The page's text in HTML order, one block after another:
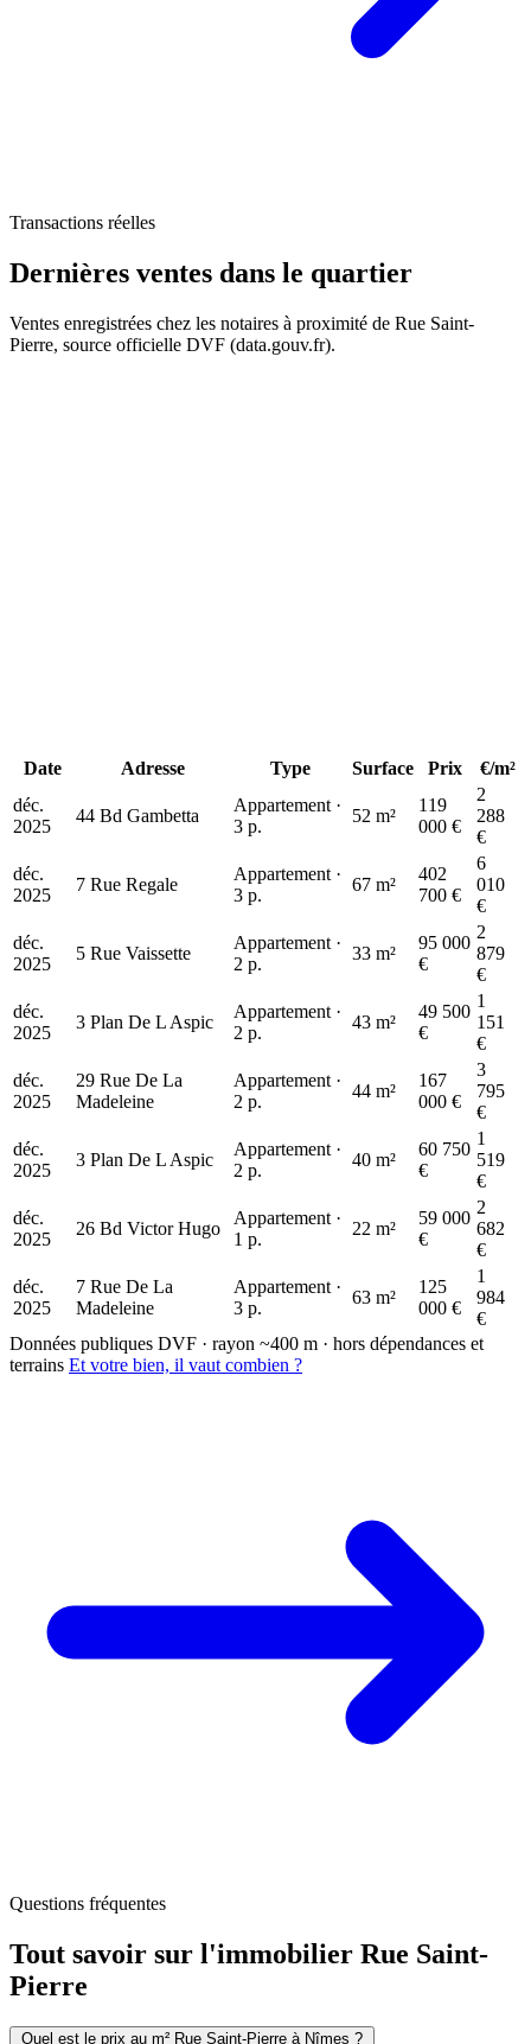
Transactions réelles
Dernières ventes dans le quartier
Ventes enregistrées chez les notaires à proximité de Rue Saint-
Pierre, source officielle DVF (data.gouv.fr).
403 k€
Date Adresse Type Surface Prix
€/m²
déc.
2025
44 Bd Gambetta
Appartement ·
3 p.
52 m²
119
000 €
2
288
€
déc.
2025
7 Rue Regale
Appartement ·
3 p.
67 m²
402
700 €
6
010
€
déc.
2025
5 Rue Vaissette
Appartement ·
2 p.
33 m²
95 000
€
2
879
€
déc.
2025
3 Plan De L Aspic
Appartement ·
2 p.
43 m²
49 500
€
1
151
€
déc.
2025
29 Rue De La
Madeleine
Appartement ·
2 p.
44 m²
167
000 €
3
795
€
déc.
2025
3 Plan De L Aspic
Appartement ·
2 p.
40 m²
60 750
€
1
519
€
déc.
2025
26 Bd Victor Hugo
Appartement ·
1 p.
22 m²
59 000
€
2
682
€
déc.
2025
7 Rue De La
Madeleine
Appartement ·
3 p.
63 m²
125
000 €
1
984
€
Données publiques DVF · rayon ~400 m · hors dépendances et
terrains Et votre bien, il vaut combien ?
Questions fréquentes
Tout savoir sur l'immobilier Rue Saint-
Pierre
Quel est le prix au m² Rue Saint-Pierre à Nîmes ?